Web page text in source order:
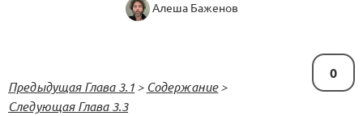
Алеша Баженов
0
Предыдущая Глава 3.1 > Содержание>
Следующая Глава 3.3